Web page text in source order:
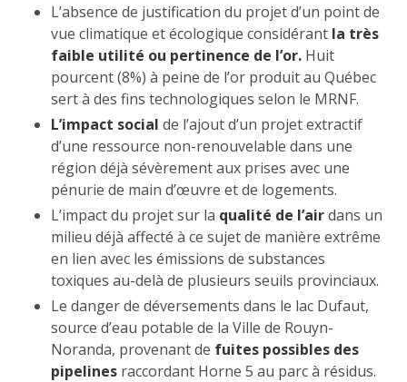
L’absence de justification du projet d’un point de
vue climatique et écologique considérant la très
faible utilité ou pertinence de l’or. Huit
pourcent (8%) à peine de l’or produit au Québec
sert à des fins technologiques selon le MRNF.
L’impact social de l’ajout d’un projet extractif
d’une ressource non-renouvelable dans une
région déjà sévèrement aux prises avec une
pénurie de main d’œuvre et de logements.
L’impact du projet sur la qualité de l’airdans un
milieu déjà affecté à ce sujet de manière extrême
en lien avec les émissions de substances
toxiques au-delà de plusieurs seuils provinciaux.
Le danger de déversements dans le lac Dufaut,
source d’eau potable de la Ville de Rouyn-
Noranda, provenant de fuites possibles des
pipelines raccordant Horne 5 au parc à résidus.